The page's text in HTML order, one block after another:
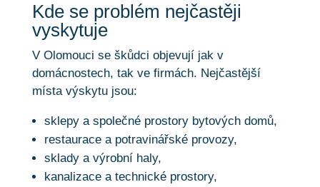
Kde se problém nejčastěji
vyskytuje
V Olomouci se škůdci objevují jak v
domácnostech, tak ve firmách. Nejčastější
místa výskytu jsou:
sklepy a společné prostory bytových domů,
restaurace a potravinářské provozy,
sklady a výrobní haly,
kanalizace a technické prostory,